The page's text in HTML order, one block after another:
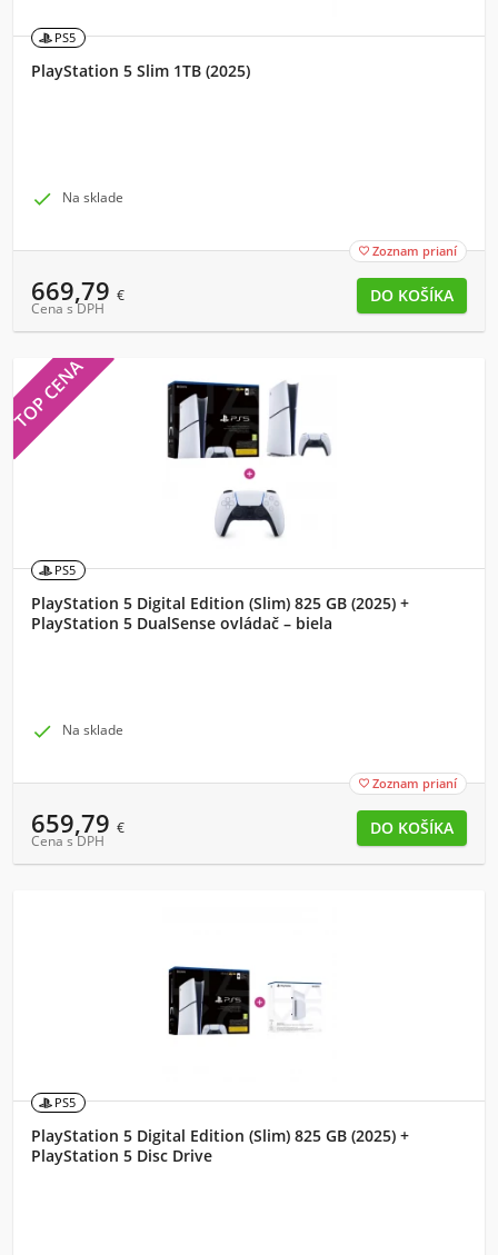
PS5
PlayStation 5 Slim 1TB (2025)
 Na sklade
 Zoznam prianí
669,79 €
Cena s DPH
TOP CENA
PS5
PlayStation 5 Digital Edition (Slim) 825 GB (2025) +
PlayStation 5 DualSense ovládač – biela
 Na sklade
 Zoznam prianí
659,79 €
Cena s DPH
PS5
PlayStation 5 Digital Edition (Slim) 825 GB (2025) +
PlayStation 5 Disc Drive